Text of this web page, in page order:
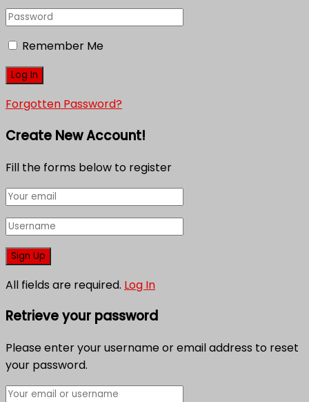
Remember Me
Forgotten Password?
Create New Account!
Fill the forms below to register
All fields are required. Log In
Retrieve your password
Please enter your username or email address to reset
your password.